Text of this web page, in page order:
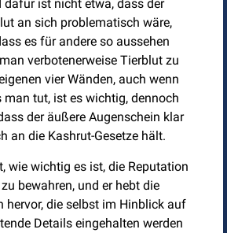
dafür ist nicht etwa, dass der
an sich problematisch wäre,
es für andere so aussehen
verbotenerweise Tierblut zu
vier Wänden, auch wenn
man tut, ist es wichtig, dennoch
der äußere Augenschein klar
an die Kashrut-Gesetze hält.
wie wichtig es ist, die Reputation
bewahren, und er hebt die
hervor, die selbst im Hinblick auf
Details eingehalten werden